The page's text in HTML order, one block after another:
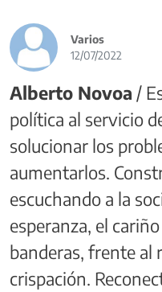
Varios
12/07/2022
Alberto Novoa /
política al servicio
solucionar los
aumentarlos.
escuchando a la
esperanza, el
banderas, frente al
crispación.